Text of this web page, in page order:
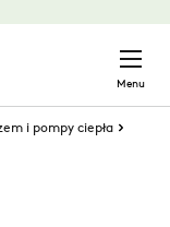
Menu
i pompy ciepła